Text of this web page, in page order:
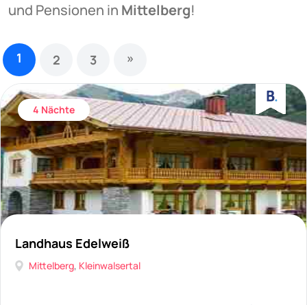
und Pensionen in Mittelberg!
1 2 3 »
4 Nächte
Landhaus Edelweiß
Mittelberg, Kleinwalsertal